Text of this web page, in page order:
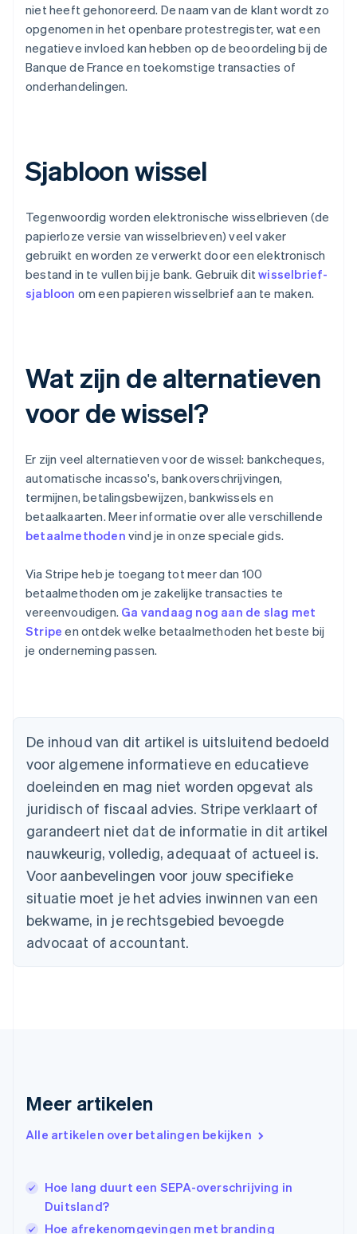
niet heeft gehonoreerd. De naam van de klant wordt zo
opgenomen in het openbare protestregister, wat een
negatieve invloed kan hebben op de beoordeling bij de
Banque de France en toekomstige transacties of
onderhandelingen.
Sjabloon wissel
Tegenwoordig worden elektronische wisselbrieven (de
papierloze versie van wisselbrieven) veel vaker
gebruikt en worden ze verwerkt door een elektronisch
bestand in te vullen bij je bank. Gebruik ditwisselbrief-
sjabloon om een papieren wisselbrief aan te maken.
Wat zijn de alternatieven
voor de wissel?
Er zijn veel alternatieven voor de wissel: bankcheques,
automatische incasso's, bankoverschrijvingen,
termijnen, betalingsbewijzen, bankwissels en
betaalkaarten. Meer informatie over alle verschillende
betaalmethoden vind je in onze speciale gids.
Via Stripe heb je toegang tot meer dan 100
betaalmethoden om je zakelijke transacties te
vereenvoudigen. Ga vandaag nog aan de slag met
Stripe en ontdek welke betaalmethoden het beste bij
je onderneming passen.
De inhoud van dit artikel is uitsluitend bedoeld
voor algemene informatieve en educatieve
doeleinden en mag niet worden opgevat als
juridisch of fiscaal advies. Stripe verklaart of
garandeert niet dat de informatie in dit artikel
nauwkeurig, volledig, adequaat of actueel is.
Voor aanbevelingen voor jouw specifieke
situatie moet je het advies inwinnen van een
bekwame, in je rechtsgebied bevoegde
advocaat of accountant.
Meer artikelen
Alle artikelen over betalingen bekijken
Hoe lang duurt een SEPA-overschrijving in
Duitsland?
Hoe afrekenomgevingen met branding
België
Brazilië
PortuguêsEnglish
Bulgarije
English
Canada
English Français
Cyprus
English
Denemarken
Duitsland
DeutschEnglish
Estland
English
Finland
Hongarije
Hongkong SAR, China
English
English
Italië